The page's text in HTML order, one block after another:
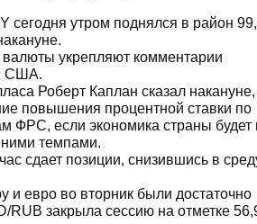
сегодня утром поднялся в район
укрепляют комментарии
США.
Роберт Каплан сказал накануне,
повышения процентной ставки по
ФРС, если экономика страны будет
темпами.
сдает позиции, снизившись в
и евро во вторник были достаточно
RUB закрыла сессию на отметке